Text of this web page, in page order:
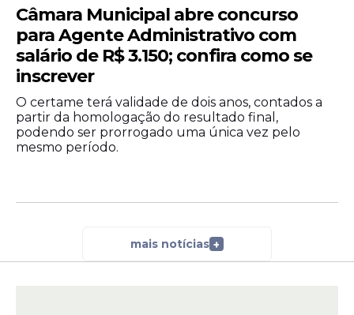
Câmara Municipal abre concurso
para Agente Administrativo com
salário de R$ 3.150; confira como se
inscrever
O certame terá validade de dois anos, contados a
partir da homologação do resultado final,
podendo ser prorrogado uma única vez pelo
mesmo período.
mais notícias +